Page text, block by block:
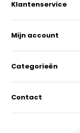
Klantenservice
Mijn account
Categorieën
Contact